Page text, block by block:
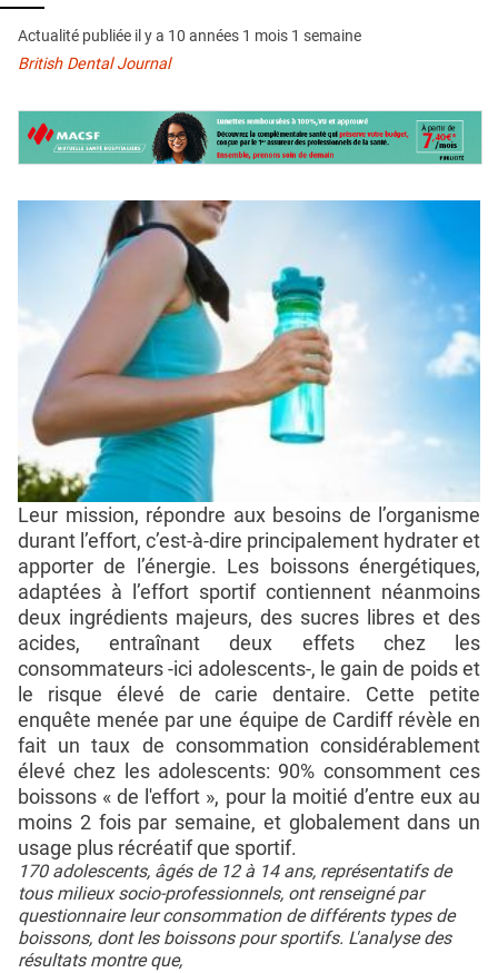
CRÉDITS
Actualité publiée il y a 10 années 1 mois 1 semaine
British Dental Journal
Leur mission, répondre aux besoins de l’organisme
durant l’effort, c’est-à-dire principalement hydrater et
apporter de l’énergie. Les boissons énergétiques,
adaptées à l’effort sportif contiennent néanmoins
deux ingrédients majeurs, des sucres libres et des
acides, entraînant deux effets chez les
consommateurs -ici adolescents-, le gain de poids et
le risque élevé de carie dentaire. Cette petite
enquête menée par une équipe de Cardiff révèle en
fait un taux de consommation considérablement
élevé chez les adolescents: 90% consomment ces
boissons « de l'effort », pour la moitié d’entre eux au
moins 2 fois par semaine, et globalement dans un
usage plus récréatif que sportif.
170 adolescents, âgés de 12 à 14 ans, représentatifs de
tous milieux socio-professionnels, ont renseigné par
questionnaire leur consommation de différents types de
boissons, dont les boissons pour sportifs. L'analyse des
résultats montre que,